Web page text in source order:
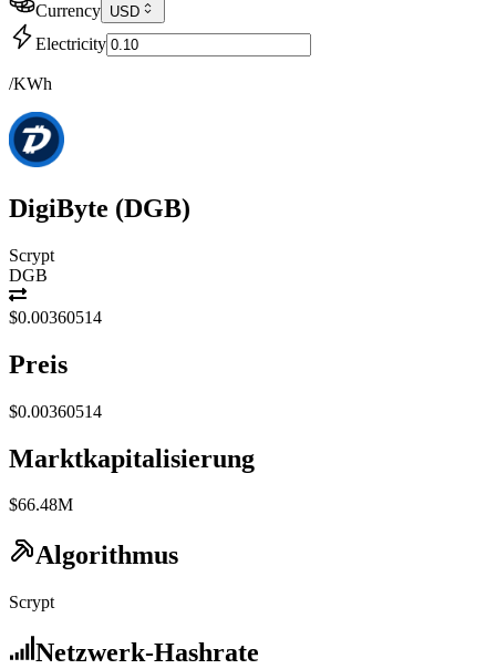
Currency USD
Electricity
/KWh
DigiByte (DGB)
Scrypt
DGB
$0.00360514
Preis
$0.00360514
Marktkapitalisierung
$66.48M
Algorithmus
Scrypt
Netzwerk-Hashrate